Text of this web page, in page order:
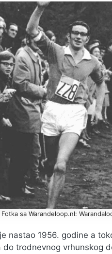
Fotka sa Warandeloop.nl:
je nastao 1956. godine a
do trodnevnog vrhunskog